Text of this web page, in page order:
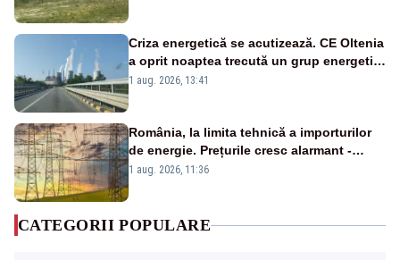
Criza energetică se acutizează. CE Oltenia
a oprit noaptea trecută un grup energetic
de la Rovinari
1 aug. 2026, 13:41
România, la limita tehnică a importurilor
de energie. Prețurile cresc alarmant -
Analiză Realitatea Plus
1 aug. 2026, 11:36
CATEGORII POPULARE